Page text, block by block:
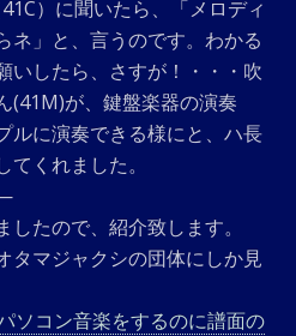
）に聞いたら、「メロディ
ネ」と、言うのです。わかる
いしたら、さすが！・・・吹
(41M)が、鍵盤楽器の演奏
ルに演奏できる様にと、ハ長
くれました。
たので、紹介致します。
タマジャクシの団体にしか見
ソコン音楽をするのに譜面の